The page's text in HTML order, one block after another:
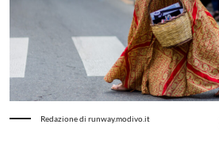
Redazione di runway.modivo.it